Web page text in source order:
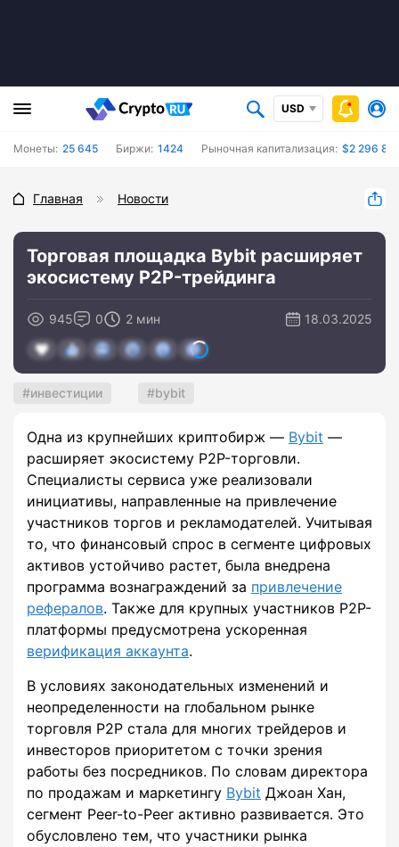
USD
Монеты: 25 645 Биржи: 1424 Рыночная капитализация: $2 296
Главная Новости
Торговая площадка Bybit расширяет
экосистему P2P-трейдинга
945 0 2 мин 18.03.2025
инвестиции bybit
Одна из крупнейших криптобирж — Bybit —
расширяет экосистему P2P-торговли.
Специалисты сервиса уже реализовали
инициативы, направленные на привлечение
участников торгов и рекламодателей. Учитывая
то, что финансовый спрос в сегменте цифровых
активов устойчиво растет, была внедрена
программа вознаграждений за привлечение
рефералов. Также для крупных участников P2P-
платформы предусмотрена ускоренная
верификация аккаунта.
В условиях законодательных изменений и
неопределенности на глобальном рынке
торговля P2P стала для многих трейдеров и
инвесторов приоритетом с точки зрения
работы без посредников. По словам директора
по продажам и маркетингу Bybit Джоан Хан,
сегмент Peer-to-Peer активно развивается. Это
обусловлено тем, что участники рынка